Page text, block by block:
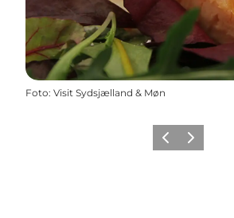
Foto: Visit Sydsjælland & Møn
ZurückWeiter